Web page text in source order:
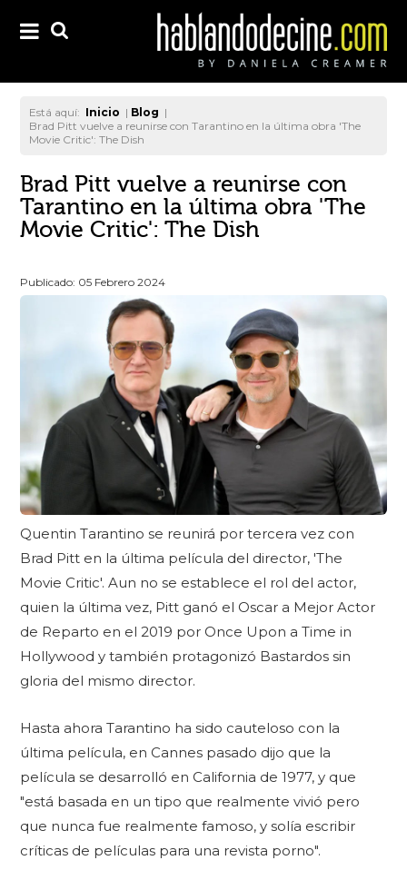
Está aquí: Inicio | Blog |
Brad Pitt vuelve a reunirse con Tarantino en la última obra 'The
Movie Critic': The Dish
Brad Pitt vuelve a reunirse con
Tarantino en la última obra 'The
Movie Critic': The Dish
Publicado: 05 Febrero 2024
Quentin Tarantino se reunirá por tercera vez con
Brad Pitt en la última película del director, 'The
Movie Critic'. Aun no se establece el rol del actor,
quien la última vez, Pitt ganó el Oscar a Mejor Actor
de Reparto en el 2019 por Once Upon a Time in
Hollywood y también protagonizó Bastardos sin
gloria del mismo director.
Hasta ahora Tarantino ha sido cauteloso con la
última película, en Cannes pasado dijo que la
película se desarrolló en California de 1977, y que
"está basada en un tipo que realmente vivió pero
que nunca fue realmente famoso, y solía escribir
críticas de películas para una revista porno".